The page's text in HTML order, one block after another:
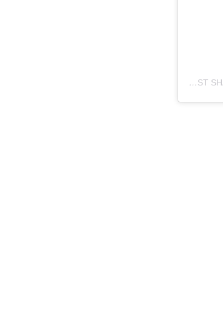
A POST SHARED BY WARDIEH HOLDINGS INC SAL (@WARDIEHHOLDINGSINC)